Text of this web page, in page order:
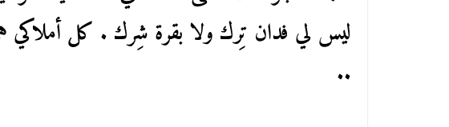
ليس لي فدان تِرك ولا بقرة شِرك . كل أملاكي
..